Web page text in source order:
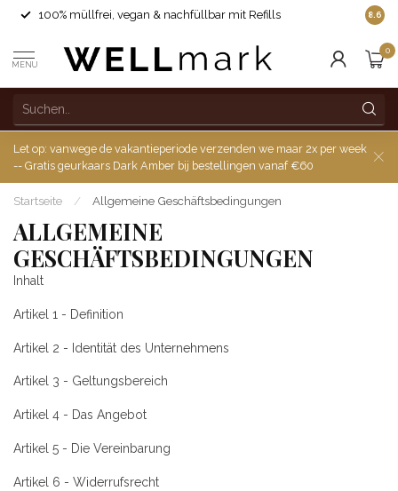
100% müllfrei, vegan & nachfüllbar mit Refills 8.6
MENU
0
Let op: vanwege de vakantieperiode verzenden we maar 2x per week
-- Gratis geurkaars Dark Amber bij bestellingen vanaf €60
Startseite / Allgemeine Geschäftsbedingungen
ALLGEMEINE
GESCHÄFTSBEDINGUNGEN
Inhalt
Artikel 1 - Definition
Artikel 2 - Identität des Unternehmens
Artikel 3 - Geltungsbereich
Artikel 4 - Das Angebot
Artikel 5 - Die Vereinbarung
Artikel 6 - Widerrufsrecht